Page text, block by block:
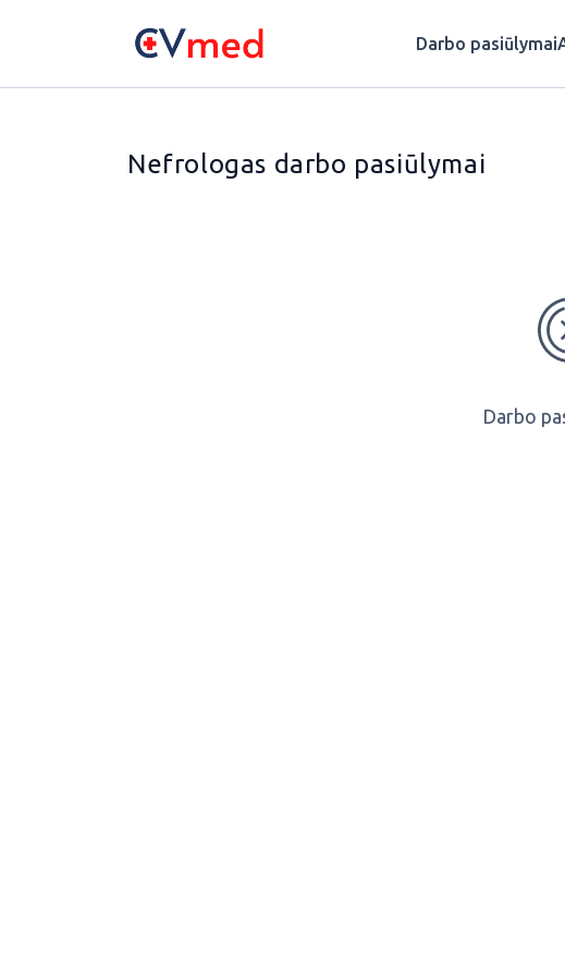
Darbo pasiūlymai
Nefrologas darbo pasiūlymai
Darbo